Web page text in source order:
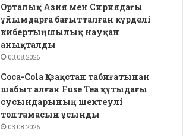
Орталық Азия мен Сириядағы
ұйымдарға бағытталған күрделі
кибертыңшылық науқан
анықталды
03.08.2026
Coca-Cola Қазақстан табиғатынан
шабыт алған Fuse Tea құтыдағы
сусындарының шектеулі
топтамасын ұсынды
03.08.2026